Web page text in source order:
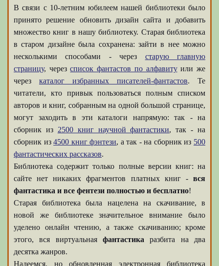
В связи с 10-летним юбилеем нашей библиотеки было
принято решение обновить дизайн сайта и добавить
множество книг в нашу библиотеку. Старая библиотека
в старом дизайне была сохранена: зайти в нее можно
несколькими способами - через старую главную
страницу, черезсписок фантастов по алфавитуили же
через каталог избранных писателей-фантастов. Те
читатели, кто привык пользоваться полным списком
авторов и книг, собранным на одной большой странице,
могут заходить в эти каталоги напрямую: так - на
сборник из 2500 книг научной фантастики, так - на
сборник из4500 книг фэнтези, а так - на сборник из 500
фантастических рассказов.
Библиотека содержит только полные версии книг: на
сайте нет никаких фрагментов платных книг - вся
фантастика и все фентези полностью и бесплатно!
Старая библиотека была нацелена на скачивание, в
новой же библиотеке значительное внимание было
уделено онлайн чтению, а также скачиванию; кроме
этого, вся виртуальная фантастика разбита на два
десятка жанров.
Надеемся, но обновленная электронная библиотека